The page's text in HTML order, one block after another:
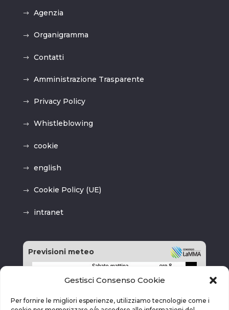
Gestisci Consenso Cookie
Per fornire le migliori esperienze, utilizziamo tecnologie come i
Agenzia
Organigramma
Contatti
Amministrazione Trasparente
Privacy Policy
Whistleblowing
cookie
english
Cookie Policy (UE)
intranet
Previsioni meteo